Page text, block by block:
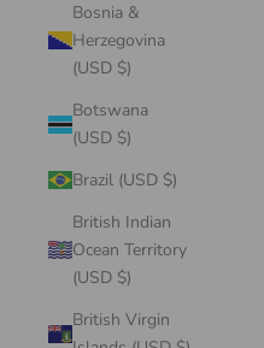
Bosnia &
Herzegovina
(USD $)
Botswana
(USD $)
Brazil (USD $)
British Indian
Ocean Territory
(USD $)
British Virgin